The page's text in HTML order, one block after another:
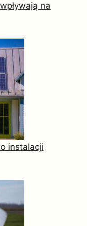
na
instalacji